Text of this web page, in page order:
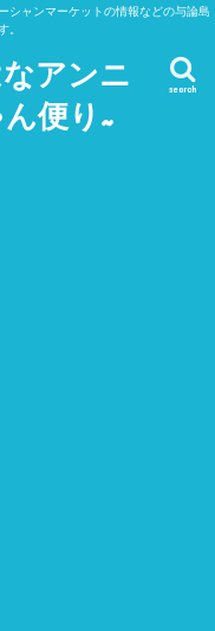
シャンマーケットの情報などの与論島
。
アンニ
便り~
search